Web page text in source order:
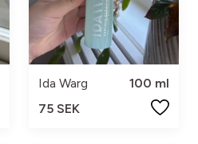
Ida Warg
100 ml
75 SEK